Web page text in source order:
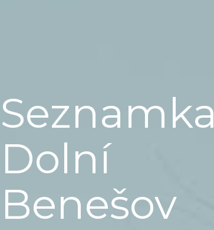
Seznamka
Dolní
Benešov